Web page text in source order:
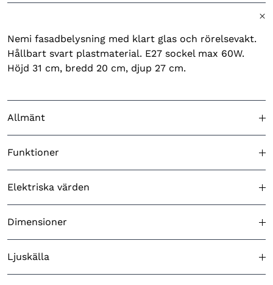
Nemi fasadbelysning med klart glas och rörelsevakt.
Hållbart svart plastmaterial. E27 sockel max 60W.
Höjd 31 cm, bredd 20 cm, djup 27 cm.
Allmänt
Godkänd för utomhusbruk Ja
Färg (produkt) Svart
Nemi vägglykta E27 svart
rörelsevakt
Funktioner
Ingjutningsfäste ingår N/A
Skymningsrelä Ja
Solcellslampa Nej
Elektriska värden
Batteri ingår Nej
Isolationsklass II
Dimensioner
Djup (cm) 27
Ljuskälla